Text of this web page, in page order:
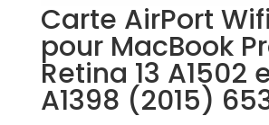
Carte AirPort
pour MacBook
Retina 13 A1502
A1398 (2015)